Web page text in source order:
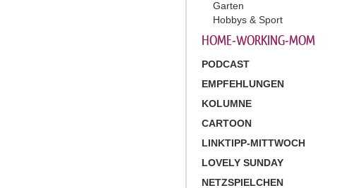
Garten
Hobbys & Sport
HOME-WORKING-MOM
PODCAST
EMPFEHLUNGEN
KOLUMNE
CARTOON
LINKTIPP-MITTWOCH
LOVELY SUNDAY
NETZSPIELCHEN